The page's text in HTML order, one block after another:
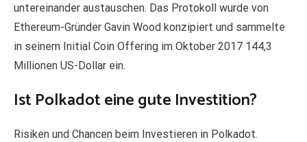
untereinander austauschen. Das Protokoll wurde von
Ethereum-Gründer Gavin Wood konzipiert und sammelte
in seinem Initial Coin Offering im Oktober 2017 144,3
Millionen US-Dollar ein.
Ist Polkadot eine gute Investition?
Risiken und Chancen beim Investieren in Polkadot.